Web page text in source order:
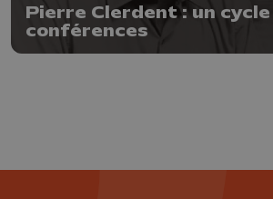
Pierre Clerdent : un cycle
conférences